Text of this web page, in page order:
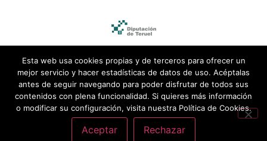
Esta web usa cookies propias y de terceros para ofrecer un
mejor servicio y hacer estadísticas de datos de uso. Acéptalas
antes de seguir navegando para poder disfrutar de todos sus
contenidos con plena funcionalidad. Si quieres más información
o modificar su configuración, visita nuestra Política de Cookies.
Aceptar Rechazar